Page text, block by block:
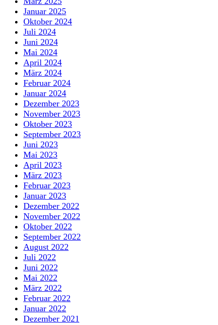
Januar 2025
Oktober 2024
Juli 2024
Juni 2024
Mai 2024
April 2024
März 2024
Februar 2024
Januar 2024
Dezember 2023
November 2023
Oktober 2023
September 2023
Juni 2023
Mai 2023
April 2023
März 2023
Februar 2023
Januar 2023
Dezember 2022
November 2022
Oktober 2022
September 2022
August 2022
Juli 2022
Juni 2022
Mai 2022
März 2022
Februar 2022
Januar 2022
Dezember 2021